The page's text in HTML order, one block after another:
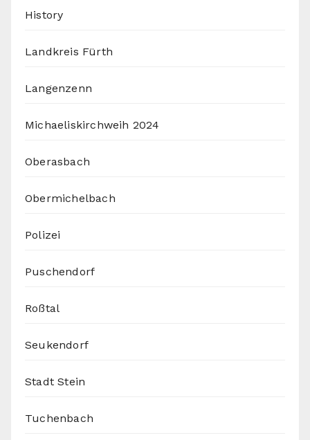
History
Landkreis Fürth
Langenzenn
Michaeliskirchweih 2024
Oberasbach
Obermichelbach
Polizei
Puschendorf
Roßtal
Seukendorf
Stadt Stein
Tuchenbach